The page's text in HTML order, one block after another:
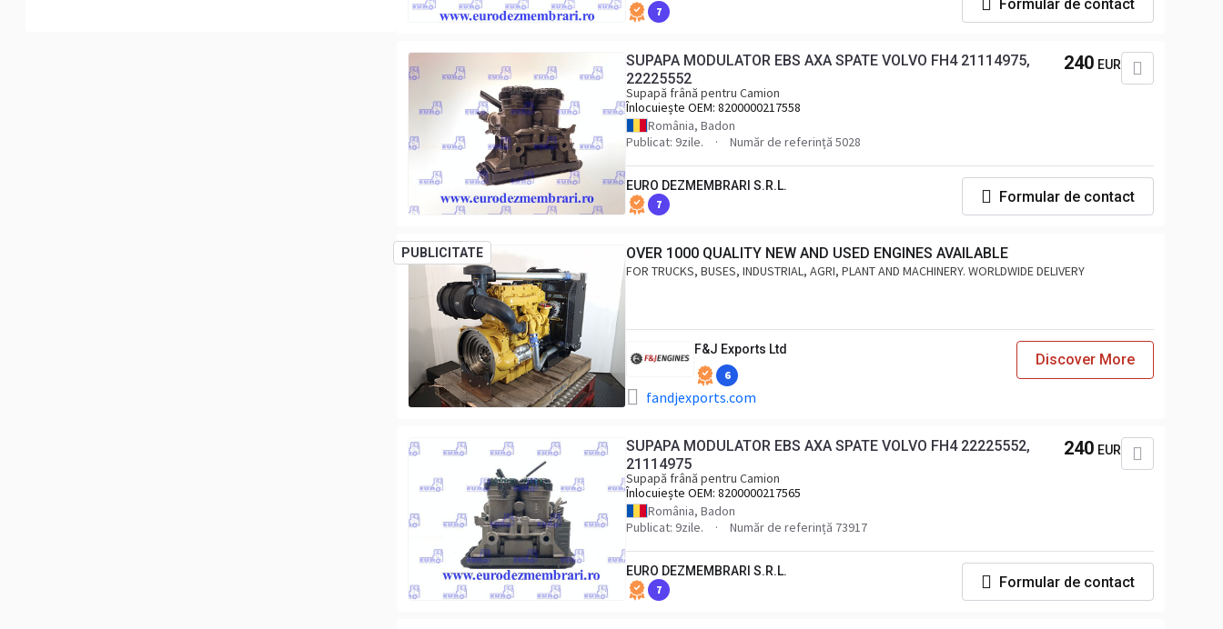
7 Formular de contact
SUPAPA MODULATOR EBS AXA SPATE VOLVO FH4 21114975,
22225552
Supapă frână pentru Camion
Înlocuiește OEM: 8200000217558
România, Badon
Publicat: 9zile.
Număr de referință 5028
240 EUR
EURO DEZMEMBRARI S.R.L.
7 Formular de contact
PUBLICITATE OVER 1000 QUALITY NEW AND USED ENGINES AVAILABLE
FOR TRUCKS, BUSES, INDUSTRIAL, AGRI, PLANT AND MACHINERY. WORLDWIDE DELIVERY
F&J Exports Ltd
6
fandjexports.com
Discover More
SUPAPA MODULATOR EBS AXA SPATE VOLVO FH4 22225552,
21114975
Supapă frână pentru Camion
Înlocuiește OEM: 8200000217565
România, Badon
Publicat: 9zile.
Număr de referință 73917
240 EUR
EURO DEZMEMBRARI S.R.L.
7 Formular de contact